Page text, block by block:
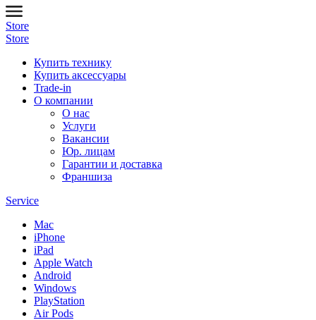
Store
Store
Купить технику
Купить аксессуары
Trade-in
О компании
О нас
Услуги
Вакансии
Юр. лицам
Гарантии и доставка
Франшиза
Service
Mac
iPhone
iPad
Apple Watch
Android
Windows
PlayStation
Air Pods